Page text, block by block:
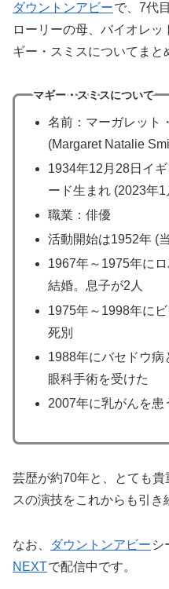
ダウントンアビーで、7代
ローリーの母、バイオレ
ギー・スミスについてまと
マギー・スミスについて
名前：マーガレット
(Margaret Natalie
1934年12月28日イ
ード生まれ (2023年
職業：俳優
活動開始は1952年 (
1967年～1975年に
結婚。息子が2人
1975年～1998年に
死別
1988年にバセドウ病
眼科手術を受けた
2007年に乳がんを
芸歴が約70年と、とても貴
スの演技をこれからも引き
なお、 ダウントンアビー シ
NEXTで配信中です。